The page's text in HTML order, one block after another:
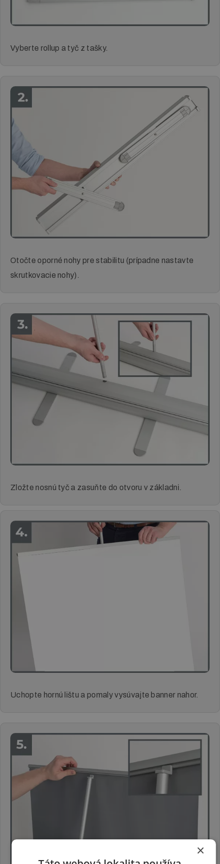
Vyberte rollup a tyč z tašky.
Otočte oporné nohy pre stabilitu (prípadne nastavte
skrutkovacie nohy).
Zložte nosnú tyč a zasuňte do otvoru v základni.
Uchopte hornú lištu a pomaly vysúvajte banner nahor.
×